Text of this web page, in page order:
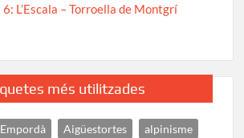
L’Escala – Torroella de Montgrí
més utilitzades
Aigüestortes
alpinisme